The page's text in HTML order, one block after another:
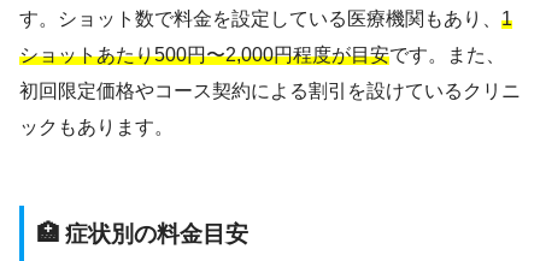
す。ショット数で料金を設定している医療機関もあり、 1
ショットあたり500円〜2,000円程度が目安です。また、
初回限定価格やコース契約による割引を設けているクリニ
ックもあります。
🏥 症状別の料金目安